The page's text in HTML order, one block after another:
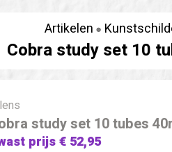
Artikelen
Cobra study set 10
study set 10 tubes
prijs € 52,95